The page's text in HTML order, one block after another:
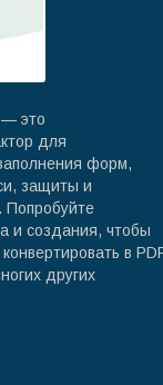
— это
для
форм,
защиты и
Попробуйте
и создания, чтобы
в
других